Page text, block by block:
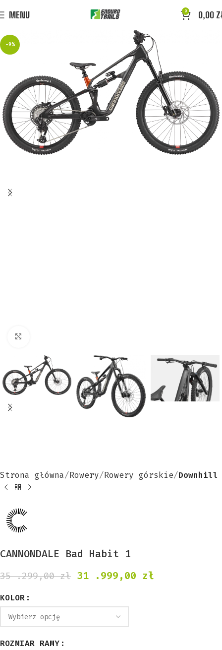
MENU 0 0,00
-9%
Strona główna Rowery Rowery górskie Downhill
CANNONDALE Bad Habit 1
35 .299,00zł 31 .999,00 zł
KOLOR
ROZMIAR RAMY